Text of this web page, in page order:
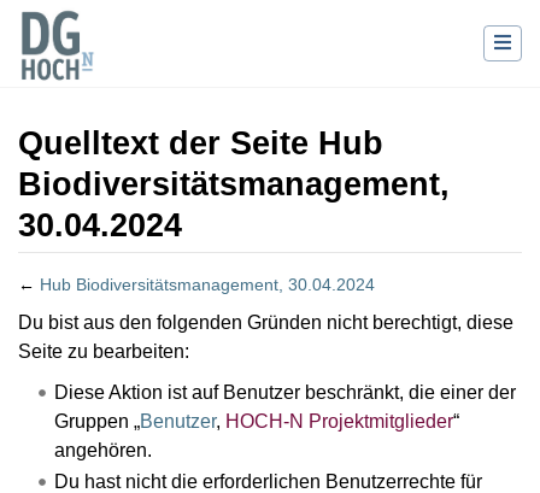
Quelltext der Seite Hub
Biodiversitätsmanagement,
30.04.2024
← Hub Biodiversitätsmanagement, 30.04.2024
Wechseln zu: Navigation Suche
Du bist aus den folgenden Gründen nicht berechtigt, diese
Seite zu bearbeiten:
Diese Aktion ist auf Benutzer beschränkt, die einer der
Gruppen „Benutzer, HOCH-N Projektmitglieder“
angehören.
Du hast nicht die erforderlichen Benutzerrechte für